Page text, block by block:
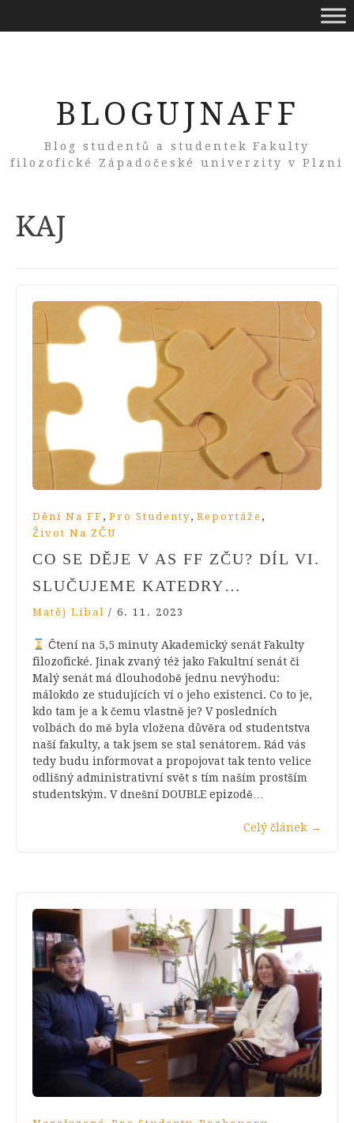
BLOGUJNAFF
Blog studentů a studentek Fakulty
filozofické Západočeské univerzity v Plzni
Tag:
KAJ
Dění Na FF , Pro Studenty, Reportáže ,
Život Na ZČU
CO SE DĚJE V AS FF ZČU? DÍL VI.
SLUČUJEME KATEDRY…
Matěj Líbal / 6. 11. 2023
Čtení na 5,5 minuty Akademický senát Fakulty
filozofické. Jinak zvaný též jako Fakultní senát či
Malý senát má dlouhodobě jednu nevýhodu:
málokdo ze studujících ví o jeho existenci. Co to je,
kdo tam je a k čemu vlastně je? V posledních
volbách do mě byla vložena důvěra od studentstva
naší fakulty, a tak jsem se stal senátorem. Rád vás
tedy budu informovat a propojovat tak tento velice
odlišný administrativní svět s tím naším prostším
studentským. V dnešní DOUBLE epizodě…
Celý článek →